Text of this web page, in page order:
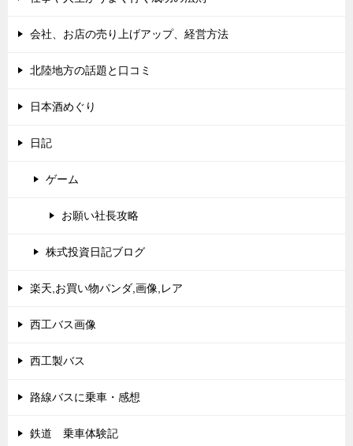
会社、お店の売り上げアップ、経営方法
北陸地方の話題と口コミ
日本酒めぐり
日記
ゲーム
お願い社長攻略
株式投資日記ブログ
楽天,お買い物パンダ,画像,レア
西工バス画像
西工製バス
路線バスに乗車・感想
鉄道 乗車体験記